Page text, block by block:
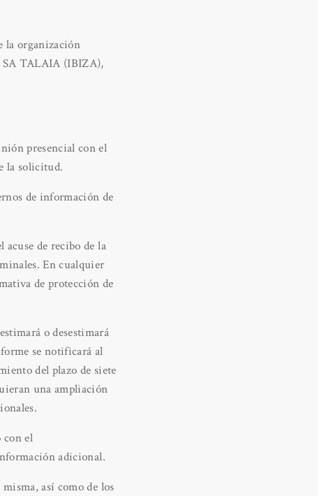
la organización
SA TALAIA (IBIZA),
presencial con el
la solicitud.
de información de
de recibo de la
En cualquier
de protección de
o desestimará
se notificará al
del plazo de siete
una ampliación
con el
adicional.
así como de los